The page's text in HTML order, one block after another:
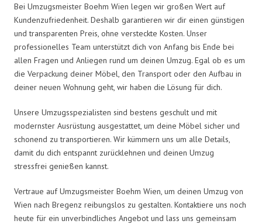
Bei Umzugsmeister Boehm Wien legen wir großen Wert auf
Kundenzufriedenheit. Deshalb garantieren wir dir einen günstigen
und transparenten Preis, ohne versteckte Kosten. Unser
professionelles Team unterstützt dich von Anfang bis Ende bei
allen Fragen und Anliegen rund um deinen Umzug. Egal ob es um
die Verpackung deiner Möbel, den Transport oder den Aufbau in
deiner neuen Wohnung geht, wir haben die Lösung für dich.
Unsere Umzugsspezialisten sind bestens geschult und mit
modernster Ausrüstung ausgestattet, um deine Möbel sicher und
schonend zu transportieren. Wir kümmern uns um alle Details,
damit du dich entspannt zurücklehnen und deinen Umzug
stressfrei genießen kannst.
Vertraue auf Umzugsmeister Boehm Wien, um deinen Umzug von
Wien nach Bregenz reibungslos zu gestalten. Kontaktiere uns noch
heute für ein unverbindliches Angebot und lass uns gemeinsam